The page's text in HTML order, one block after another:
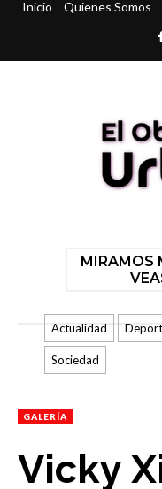
Inicio Quienes Somos
MIRAMOS
Actualidad
Sociedad
GALERÍA
Vicky